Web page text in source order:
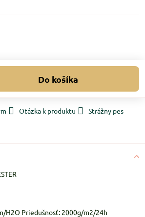
Do košíka
Otázka k produktu
Strážny pes
H2O Priedušnosť: 2000g/m2/24h